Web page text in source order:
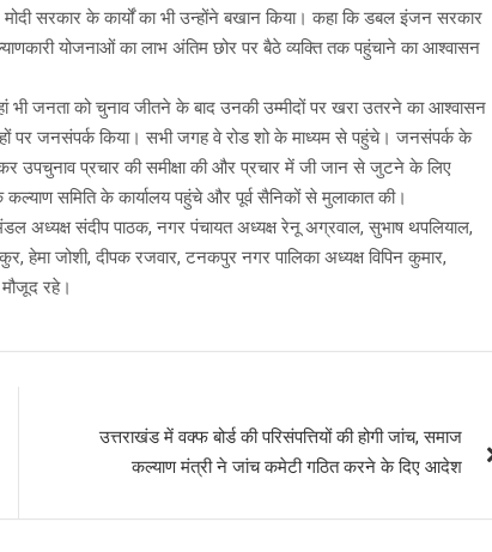
सरकार के कार्यों का भी उन्होंने बखान किया। कहा कि डबल इंजन सरकार
योजनाओं का लाभ अंतिम छोर पर बैठे व्यक्ति तक पहुंचाने का आश्वासन
जनता को चुनाव जीतने के बाद उनकी उम्मीदों पर खरा उतरने का आश्वासन
पर जनसंपर्क किया। सभी जगह वे रोड शो के माध्यम से पहुंचे। जनसंपर्क के
कर उपचुनाव प्रचार की समीक्षा की और प्रचार में जी जान से जुटने के लिए
समिति के कार्यालय पहुंचे और पूर्व सैनिकों से मुलाकात की।
अध्यक्ष संदीप पाठक, नगर पंचायत अध्यक्ष रेनू अग्रवाल, सुभाष थपलियाल,
जोशी, दीपक रजवार, टनकपुर नगर पालिका अध्यक्ष विपिन कुमार,
मौजूद रहे।
उत्तराखंड में वक्फ बोर्ड की परिसंपत्तियों की होगी जांच, समाज
कल्याण मंत्री ने जांच कमेटी गठित करने के दिए आदेश